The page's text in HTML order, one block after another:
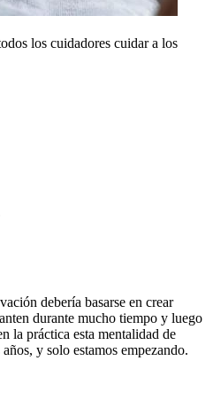
los cuidadores cuidar a los
debería basarse en crear
durante mucho tiempo y luego
la práctica esta mentalidad de
y solo estamos empezando.